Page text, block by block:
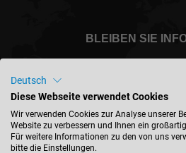
BLEIBEN SIE
Deutschland -
Deutsch
Diese Webseite verwendet Cookies
Wir verwenden Cookies zur Analyse unserer
Website zu verbessern und Ihnen ein
Für weitere Informationen zu den von uns
bitte die Einstellungen.